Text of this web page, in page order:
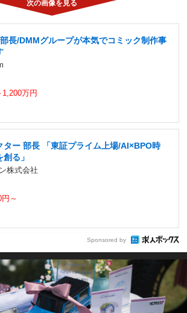
長/DMMグループが本気でコミック制作事
万円
ター 部長 「東証プライム上場/AI×BPO時
る」
株式会社
～
Sponsored by